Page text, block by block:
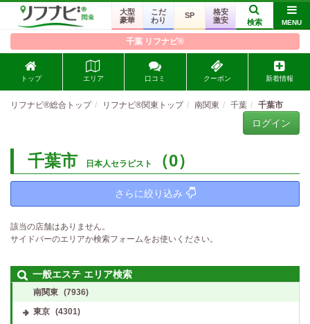
大型
豪華
こだ
わり
SP
格安
激安
検索 MENU
千葉 リフナビ®
トップ エリア 口コミ クーポン 新着情報
リフナビ®総合トップ リフナビ®関東トップ 南関東 千葉 千葉市
ログイン
千葉市 日本人セラピスト （0）
さらに絞り込み
該当の店舗はありません。
サイドバーのエリアか検索フォームをお使いください。
一般エステ エリア検索
南関東 (7936)
東京 (4301)